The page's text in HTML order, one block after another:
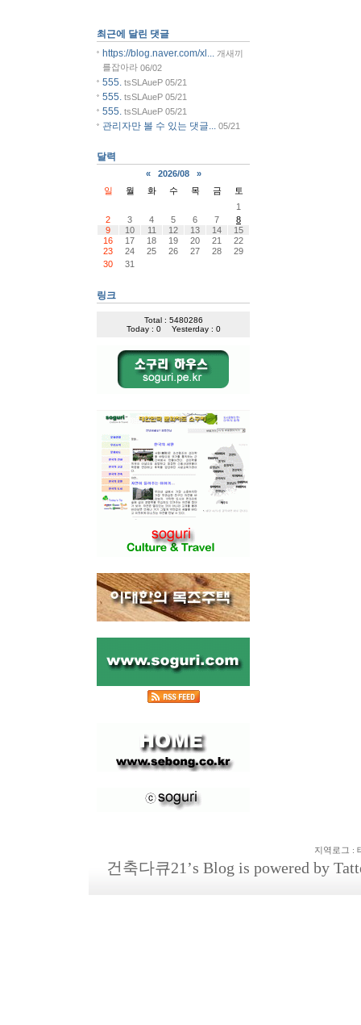
최근에 달린 댓글
https://blog.naver.com/xl...
개새끼
를잡아라 06/02
555. tsSLAueP 05/21
555. tsSLAueP 05/21
555. tsSLAueP 05/21
관리자만 볼 수 있는 댓글... 05/21
달력
« 2026/08
»
일
월 화 수 목 금
토
1
2
3 4 5 6 7
8
9
10 11 12 13 14
15
16
17 18 19 20 21
22
23
24 25 26 27 28
29
30
31
링크
Total : 5480286
Today : 0
Yesterday : 0
지역로그 :
건축다큐21 ’s Blog is powered by